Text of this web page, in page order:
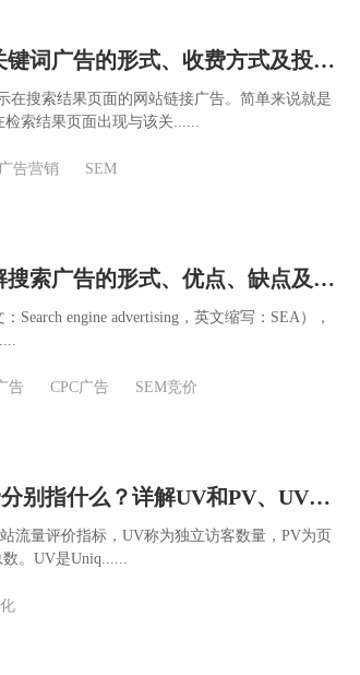
关键词广告是什么？详解关键词广告的形式、收费方式及投放技巧
在搜索结果页面的网站链接广告。简单来说就是
索结果页面出现与该关......
广告营销 SEM
搜索广告是什么意思？详解搜索广告的形式、优点、缺点及投放技巧
Search engine advertising，英文缩写：SEA），
告 CPC广告 SEM竞价
网站流量指标UV、PV和IP分别指什么？详解UV和PV、UV和IP的关系
流量评价指标，UV称为独立访客数量，PV为页
。UV是Uniq......